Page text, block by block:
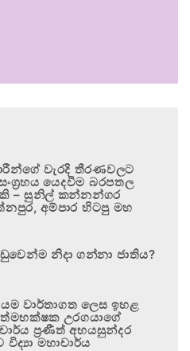
වැරදි තීරණවලට
යෙදවීම බරපතල
– සුනිල් කන්නන්ගර
අම්පාර හිටපු මහ
නිදා ගන්නා ජාතිය?
වාර්තාගත ලෙස ඉහළ
උරගයාගේ
ප්‍රණීත් අභයසුන්දර
මහාචාර්ය